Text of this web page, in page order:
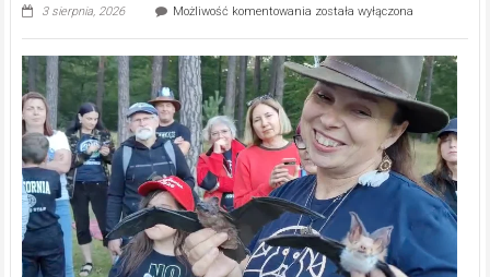
3 sierpnia, 2026 Możliwość komentowania Ekologiczne
–
prawdziwy
skarb
natury
[wideo]
została wyłączona